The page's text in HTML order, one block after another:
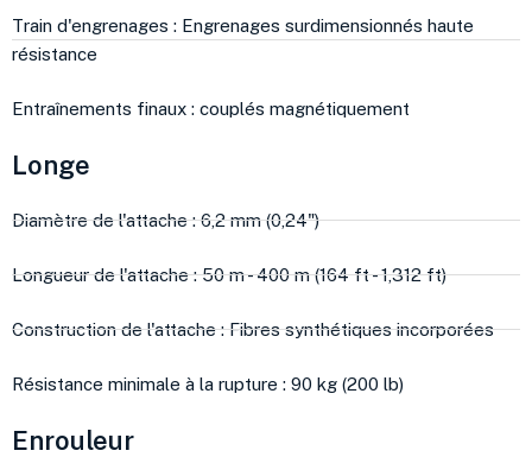
Train d'engrenages : Engrenages surdimensionnés haute
résistance
Entraînements finaux : couplés magnétiquement
Longe
Diamètre de l'attache : 6,2 mm (0,24")
Longueur de l'attache : 50 m - 400 m (164 ft - 1,312 ft)
Construction de l'attache : Fibres synthétiques incorporées
Résistance minimale à la rupture : 90 kg (200 lb)
Enrouleur